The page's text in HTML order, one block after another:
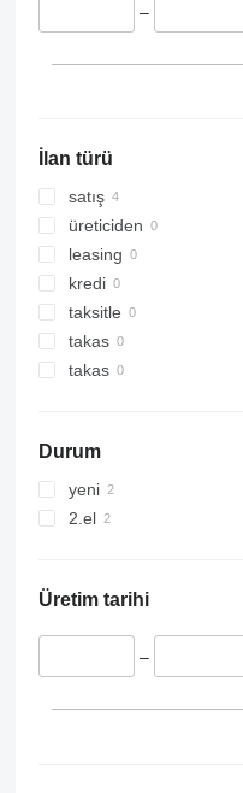
–
İlan türü
satış
üreticiden
leasing
kredi
taksitle
takas
takas
Durum
yeni
2.el
Üretim tarihi
–